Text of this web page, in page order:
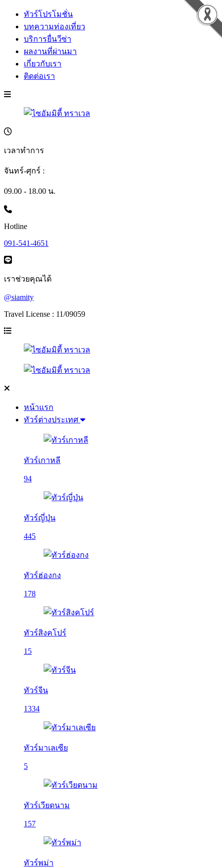
ทัวร์โปรโมชั่น
บทความท่องเที่ยว
บริการยื่นวีซ่า
ผลงานที่ผ่านมา
เกี่ยวกับเรา
ติดต่อเรา
เวลาทำการ
จันทร์-ศุกร์ :
09.00 - 18.00 น.
Hotline
091-541-4651
เราช่วยคุณได้
@siamity
Travel License : 11/09059
หน้าแรก
ทัวร์ต่างประเทศ
ทัวร์เกาหลี
94
ทัวร์ญี่ปุ่น
445
ทัวร์ฮ่องกง
178
ทัวร์สิงคโปร์
15
ทัวร์จีน
1334
ทัวร์มาเลเซีย
5
ทัวร์เวียดนาม
157
ทัวร์พม่า